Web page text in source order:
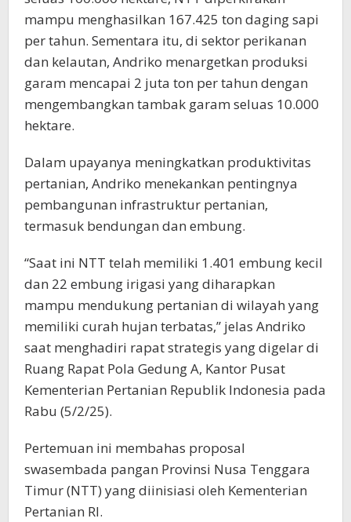
mampu menghasilkan 167.425 ton daging sapi
per tahun. Sementara itu, di sektor perikanan
dan kelautan, Andriko menargetkan produksi
garam mencapai 2 juta ton per tahun dengan
mengembangkan tambak garam seluas 10.000
hektare.
Dalam upayanya meningkatkan produktivitas
pertanian, Andriko menekankan pentingnya
pembangunan infrastruktur pertanian,
termasuk bendungan dan embung.
“Saat ini NTT telah memiliki 1.401 embung kecil
dan 22 embung irigasi yang diharapkan
mampu mendukung pertanian di wilayah yang
memiliki curah hujan terbatas,” jelas Andriko
saat menghadiri rapat strategis yang digelar di
Ruang Rapat Pola Gedung A, Kantor Pusat
Kementerian Pertanian Republik Indonesia pada
Rabu (5/2/25).
Pertemuan ini membahas proposal
swasembada pangan Provinsi Nusa Tenggara
Timur (NTT) yang diinisiasi oleh Kementerian
Pertanian RI.